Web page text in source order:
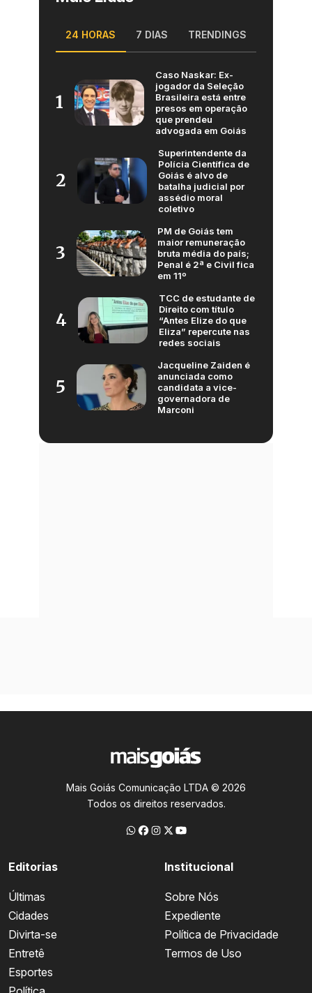
24 HORAS 7 DIAS TRENDINGS
1
Caso Naskar: Ex-
jogador da Seleção
Brasileira está entre
presos em operação
que prendeu
advogada em Goiás
2
Superintendente da
Polícia Científica de
Goiás é alvo de
batalha judicial por
assédio moral
coletivo
3
PM de Goiás tem
maior remuneração
bruta média do país;
Penal é 2ª e Civil fica
em 11º
4
TCC de estudante de
Direito com título
“Antes Elize do que
Eliza” repercute nas
redes sociais
5
Jacqueline Zaiden é
anunciada como
candidata a vice-
governadora de
Marconi
Mais Goiás Comunicação LTDA © 2026
Todos os direitos reservados.
Editorias
Últimas
Cidades
Divirta-se
Entretê
Esportes
Institucional
Sobre Nós
Expediente
Política de Privacidade
Termos de Uso